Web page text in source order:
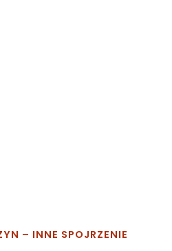
– INNE SPOJRZENIE